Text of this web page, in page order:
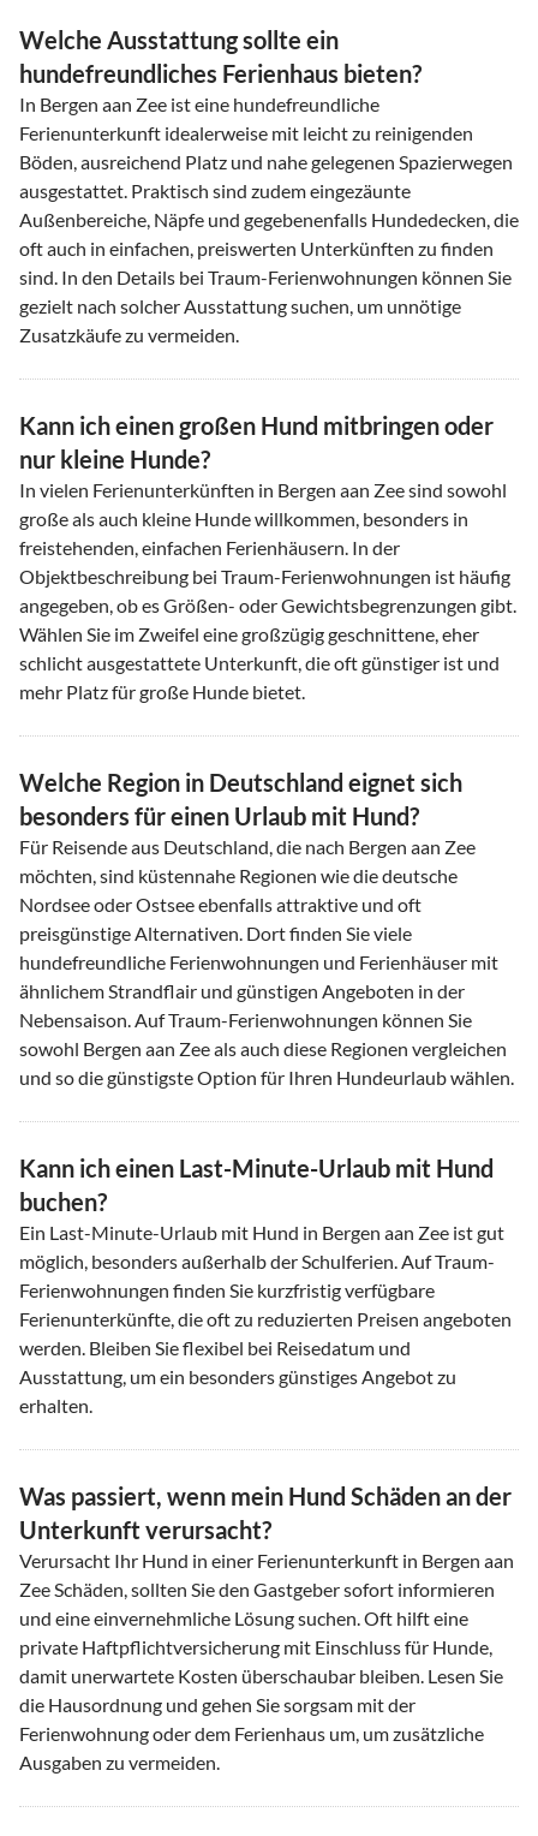
Welche Ausstattung sollte ein
hundefreundliches Ferienhaus bieten?
In Bergen aan Zee ist eine hundefreundliche
Ferienunterkunft idealerweise mit leicht zu reinigenden
Böden, ausreichend Platz und nahe gelegenen Spazierwegen
ausgestattet. Praktisch sind zudem eingezäunte
Außenbereiche, Näpfe und gegebenenfalls Hundedecken, die
oft auch in einfachen, preiswerten Unterkünften zu finden
sind. In den Details bei Traum-Ferienwohnungen können Sie
gezielt nach solcher Ausstattung suchen, um unnötige
Zusatzkäufe zu vermeiden.
Kann ich einen großen Hund mitbringen oder
nur kleine Hunde?
In vielen Ferienunterkünften in Bergen aan Zee sind sowohl
große als auch kleine Hunde willkommen, besonders in
freistehenden, einfachen Ferienhäusern. In der
Objektbeschreibung bei Traum-Ferienwohnungen ist häufig
angegeben, ob es Größen- oder Gewichtsbegrenzungen gibt.
Wählen Sie im Zweifel eine großzügig geschnittene, eher
schlicht ausgestattete Unterkunft, die oft günstiger ist und
mehr Platz für große Hunde bietet.
Welche Region in Deutschland eignet sich
besonders für einen Urlaub mit Hund?
Für Reisende aus Deutschland, die nach Bergen aan Zee
möchten, sind küstennahe Regionen wie die deutsche
Nordsee oder Ostsee ebenfalls attraktive und oft
preisgünstige Alternativen. Dort finden Sie viele
hundefreundliche Ferienwohnungen und Ferienhäuser mit
ähnlichem Strandflair und günstigen Angeboten in der
Nebensaison. Auf Traum-Ferienwohnungen können Sie
sowohl Bergen aan Zee als auch diese Regionen vergleichen
und so die günstigste Option für Ihren Hundeurlaub wählen.
Kann ich einen Last-Minute-Urlaub mit Hund
buchen?
Ein Last-Minute-Urlaub mit Hund in Bergen aan Zee ist gut
möglich, besonders außerhalb der Schulferien. Auf Traum-
Ferienwohnungen finden Sie kurzfristig verfügbare
Ferienunterkünfte, die oft zu reduzierten Preisen angeboten
werden. Bleiben Sie flexibel bei Reisedatum und
Ausstattung, um ein besonders günstiges Angebot zu
erhalten.
Was passiert, wenn mein Hund Schäden an der
Unterkunft verursacht?
Verursacht Ihr Hund in einer Ferienunterkunft in Bergen aan
Zee Schäden, sollten Sie den Gastgeber sofort informieren
und eine einvernehmliche Lösung suchen. Oft hilft eine
private Haftpflichtversicherung mit Einschluss für Hunde,
damit unerwartete Kosten überschaubar bleiben. Lesen Sie
die Hausordnung und gehen Sie sorgsam mit der
Ferienwohnung oder dem Ferienhaus um, um zusätzliche
Ausgaben zu vermeiden.